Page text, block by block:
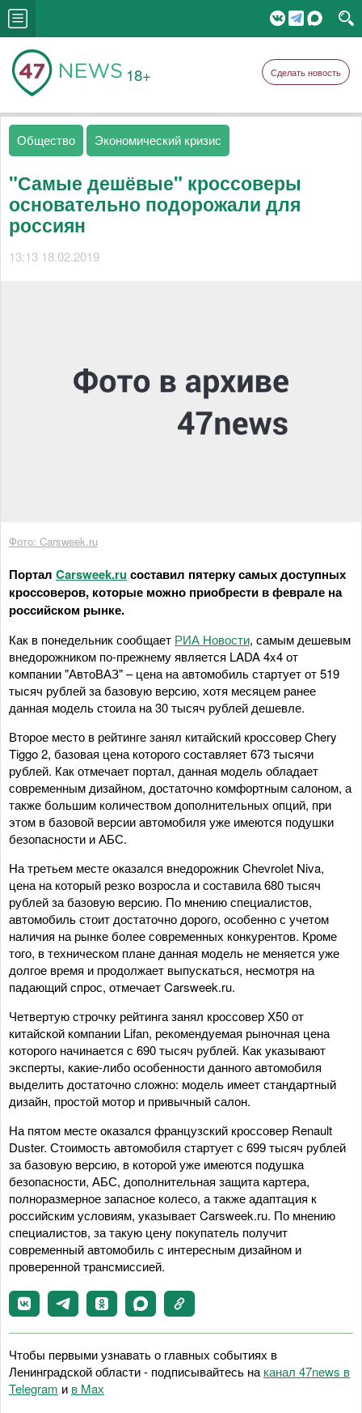
18+ Сделать новость
Общество Экономический кризис
"Самые дешёвые" кроссоверы
основательно подорожали для
россиян
13:13 18.02.2019
Фото: Carsweek.ru
Портал Carsweek.ruсоставил пятерку самых доступных
кроссоверов, которые можно приобрести в феврале на
российском рынке.
Как в понедельник сообщает РИА Новости, самым дешевым
внедорожником по-прежнему является LADA 4x4 от
компании "АвтоВАЗ" – цена на автомобиль стартует от 519
тысяч рублей за базовую версию, хотя месяцем ранее
данная модель стоила на 30 тысяч рублей дешевле.
Второе место в рейтинге занял китайский кроссовер Chery
Tiggo 2, базовая цена которого составляет 673 тысячи
рублей. Как отмечает портал, данная модель обладает
современным дизайном, достаточно комфортным салоном, а
также большим количеством дополнительных опций, при
этом в базовой версии автомобиля уже имеются подушки
безопасности и АБС.
На третьем месте оказался внедорожник Chevrolet Niva,
цена на который резко возросла и составила 680 тысяч
рублей за базовую версию. По мнению специалистов,
автомобиль стоит достаточно дорого, особенно с учетом
наличия на рынке более современных конкурентов. Кроме
того, в техническом плане данная модель не меняется уже
долгое время и продолжает выпускаться, несмотря на
падающий спрос, отмечает Carsweek.ru.
Четвертую строчку рейтинга занял кроссовер X50 от
китайской компании Lifan, рекомендуемая рыночная цена
которого начинается с 690 тысяч рублей. Как указывают
эксперты, какие-либо особенности данного автомобиля
выделить достаточно сложно: модель имеет стандартный
дизайн, простой мотор и привычный салон.
На пятом месте оказался французский кроссовер Renault
Duster. Стоимость автомобиля стартует с 699 тысяч рублей
за базовую версию, в которой уже имеются подушка
безопасности, АБС, дополнительная защита картера,
полноразмерное запасное колесо, а также адаптация к
российским условиям, указывает Carsweek.ru. По мнению
специалистов, за такую цену покупатель получит
современный автомобиль с интересным дизайном и
проверенной трансмиссией.
Чтобы первыми узнавать о главных событиях в
Ленинградской области - подписывайтесь на канал 47news в
Telegram и в Maх